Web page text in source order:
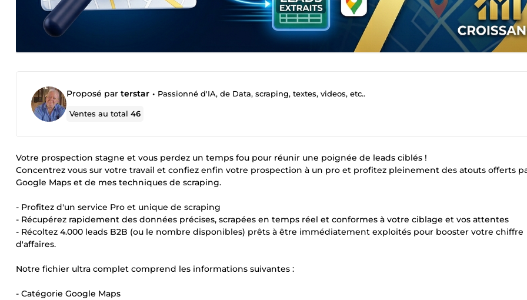
Proposé par terstar • Passionné d'IA, de Data, scraping, textes, videos, etc..
Ventes au total46
Votre prospection stagne et vous perdez un temps fou pour réunir une poignée de leads ciblés !
Concentrez vous sur votre travail et confiez enfin votre prospection à un pro et profitez pleinement des atouts offerts
Google Maps et de mes techniques de scraping.
- Profitez d'un service Pro et unique de scraping
- Récupérez rapidement des données précises, scrapées en temps réel et conformes à votre ciblage et vos attentes
- Récoltez 4.000 leads B2B (ou le nombre disponibles) prêts à être immédiatement exploités pour booster votre chiffre
d'affaires.
Notre fichier ultra complet comprend les informations suivantes :
- Catégorie Google Maps